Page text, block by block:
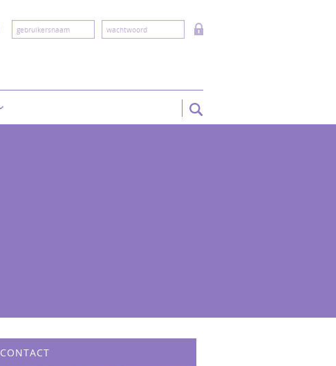
CONTACT